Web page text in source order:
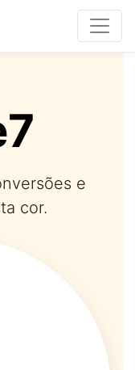
e
cor.